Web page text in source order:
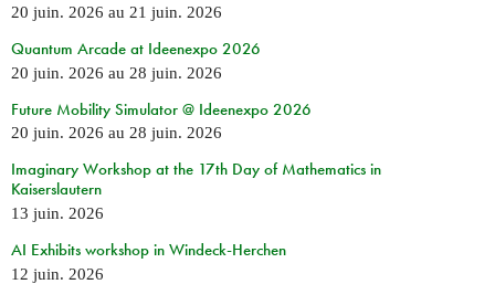
20 juin. 2026 au 21 juin. 2026
Quantum Arcade at Ideenexpo 2026
20 juin. 2026 au 28 juin. 2026
Future Mobility Simulator @ Ideenexpo 2026
20 juin. 2026 au 28 juin. 2026
Imaginary Workshop at the 17th Day of Mathematics in
Kaiserslautern
13 juin. 2026
AI Exhibits workshop in Windeck-Herchen
12 juin. 2026